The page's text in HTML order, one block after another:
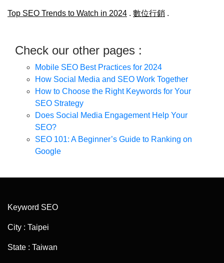
Top SEO Trends to Watch in 2024 . 數位行銷 .
Check our other pages :
Mobile SEO Best Practices for 2024
How Social Media and SEO Work Together
How to Choose the Right Keywords for Your
SEO Strategy
Does Social Media Engagement Help Your
SEO?
SEO 101: A Beginner’s Guide to Ranking on
Google
Keyword SEO
City : Taipei
State : Taiwan